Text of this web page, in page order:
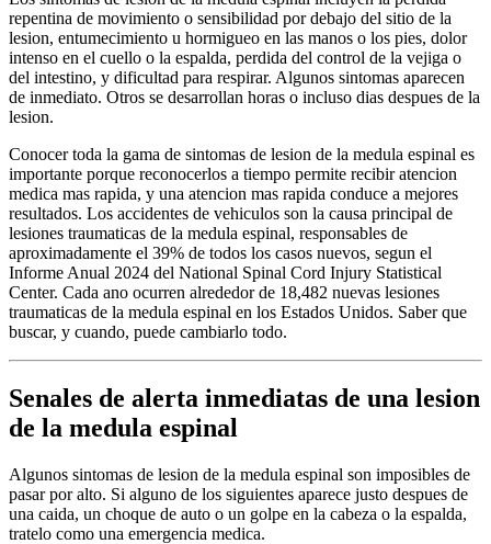
repentina de movimiento o sensibilidad por debajo del sitio de la
lesion, entumecimiento u hormigueo en las manos o los pies, dolor
intenso en el cuello o la espalda, perdida del control de la vejiga o
del intestino, y dificultad para respirar. Algunos sintomas aparecen
de inmediato. Otros se desarrollan horas o incluso dias despues de la
lesion.
Conocer toda la gama de sintomas de lesion de la medula espinal es
importante porque reconocerlos a tiempo permite recibir atencion
medica mas rapida, y una atencion mas rapida conduce a mejores
resultados. Los accidentes de vehiculos son la causa principal de
lesiones traumaticas de la medula espinal, responsables de
aproximadamente el 39% de todos los casos nuevos, segun el
Informe Anual 2024 del National Spinal Cord Injury Statistical
Center. Cada ano ocurren alrededor de 18,482 nuevas lesiones
traumaticas de la medula espinal en los Estados Unidos. Saber que
buscar, y cuando, puede cambiarlo todo.
Senales de alerta inmediatas de una lesion
de la medula espinal
Algunos sintomas de lesion de la medula espinal son imposibles de
pasar por alto. Si alguno de los siguientes aparece justo despues de
una caida, un choque de auto o un golpe en la cabeza o la espalda,
tratelo como una emergencia medica.